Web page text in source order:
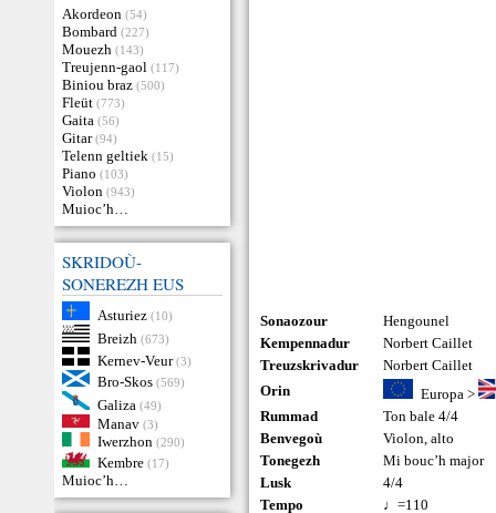
Akordeon (54)
Bombard (227)
Mouezh (143)
Treujenn-gaol (117)
Biniou braz (500)
Fleüt (773)
Gaita (56)
Gitar (94)
Telenn geltiek (15)
Piano (103)
Violon (943)
Muioc’h…
SKRIDOÙ-
SONEREZH EUS
Asturiez (10)
Breizh (673)
Kernev-Veur (3)
Bro-Skos (569)
Galiza (49)
Manav (3)
Iwerzhon (290)
Kembre (17)
Muioc’h…
Sonaozour
Hengounel
Kempennadur
Norbert Caillet
Treuzskrivadur
Norbert Caillet
Orin
Europa>
Rummad
Ton bale 4/4
Benvegoù
Violon,alto
Tonegezh
Mi bouc’h major
Lusk
4/4
Tempo
♩=110